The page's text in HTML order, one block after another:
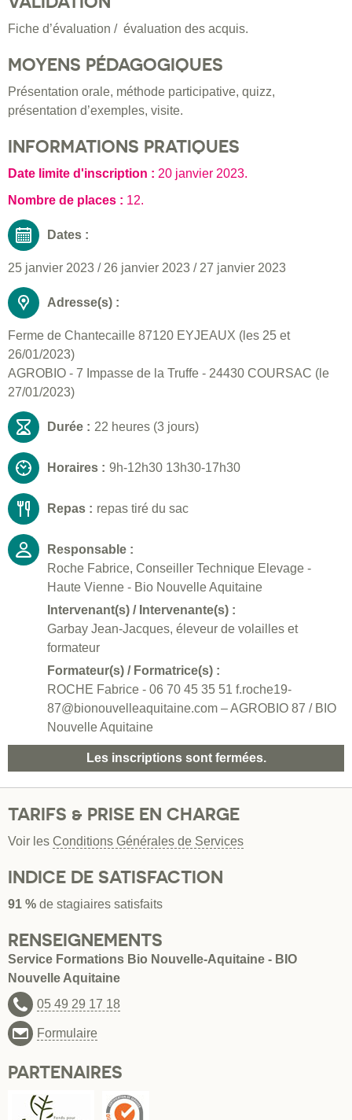
Fiche d’évaluation / évaluation des acquis.
MOYENS PÉDAGOGIQUES
Présentation orale, méthode participative, quizz,
présentation d’exemples, visite.
INFORMATIONS PRATIQUES
Date limite d'inscription : 20 janvier 2023.
Nombre de places : 12.
Dates :
25 janvier 2023 / 26 janvier 2023 / 27 janvier 2023
Adresse(s) :
Ferme de Chantecaille 87120 EYJEAUX (les 25 et
26/01/2023)
AGROBIO - 7 Impasse de la Truffe - 24430 COURSAC (le
27/01/2023)
Durée : 22 heures (3 jours)
Horaires : 9h-12h30 13h30-17h30
Repas : repas tiré du sac
Responsable :
Roche Fabrice, Conseiller Technique Elevage -
Haute Vienne - Bio Nouvelle Aquitaine
Intervenant(s) / Intervenante(s) :
Garbay Jean-Jacques, éleveur de volailles et
formateur
Formateur(s) / Formatrice(s) :
ROCHE Fabrice - 06 70 45 35 51 f.roche19-
87@bionouvelleaquitaine.com – AGROBIO 87 / BIO
Nouvelle Aquitaine
Les inscriptions sont fermées.
TARIFS & PRISE EN CHARGE
Voir les Conditions Générales de Services
INDICE DE SATISFACTION
91 % de stagiaires satisfaits
RENSEIGNEMENTS
Service Formations Bio Nouvelle-Aquitaine - BIO
Nouvelle Aquitaine
05 49 29 17 18
Formulaire
PARTENAIRES